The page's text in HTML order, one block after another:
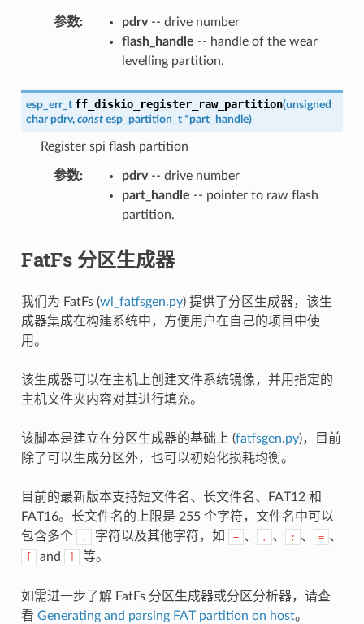
参数: pdrv-- drive number
flash_handle -- handle of the wear
levelling partition.
esp_err_t ff_diskio_register_raw_partition(unsigned
char pdrv, const esp_partition_t *part_handle)
Register spi flash partition
参数: pdrv-- drive number
part_handle -- pointer to raw flash
partition.
FatFs 分区生成器
我们为 FatFs (wl_fatfsgen.py) 提供了分区生成器，该生
成器集成在构建系统中，方便用户在自己的项目中使
用。
该生成器可以在主机上创建文件系统镜像，并用指定的
主机文件夹内容对其进行填充。
该脚本是建立在分区生成器的基础上 (fatfsgen.py)，目前
除了可以生成分区外，也可以初始化损耗均衡。
目前的最新版本支持短文件名、长文件名、FAT12 和
FAT16。长文件名的上限是 255 个字符，文件名中可以
包含多个
. 字符以及其他字符，如 + 、 , 、 ; 、 = 、
[ and ] 等。
如需进一步了解 FatFs 分区生成器或分区分析器，请查
看 Generating and parsing FAT partition on host。